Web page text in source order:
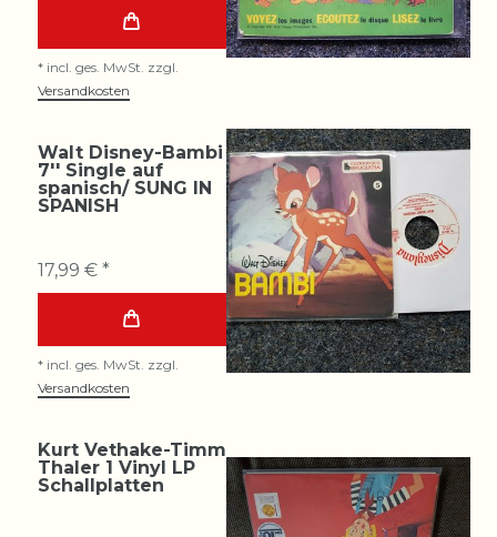
* incl. ges. MwSt. zzgl.
Versandkosten
Walt Disney-Bambi
7'' Single auf
spanisch/ SUNG IN
SPANISH
17,99 € *
* incl. ges. MwSt. zzgl.
Versandkosten
Kurt Vethake-Timm
Thaler 1 Vinyl LP
Schallplatten